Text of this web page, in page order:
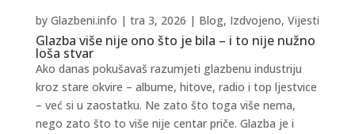
Glazba više nije ono što je bila – i to nije nužno
loša stvar
by Glazbeni.info | tra 3, 2026 | Blog, Izdvojeno, Vijesti
Ako danas pokušavaš razumjeti glazbenu industriju
kroz stare okvire – albume, hitove, radio i top ljestvice
– već si u zaostatku. Ne zato što toga više nema,
nego zato što to više nije centar priče. Glazba je i